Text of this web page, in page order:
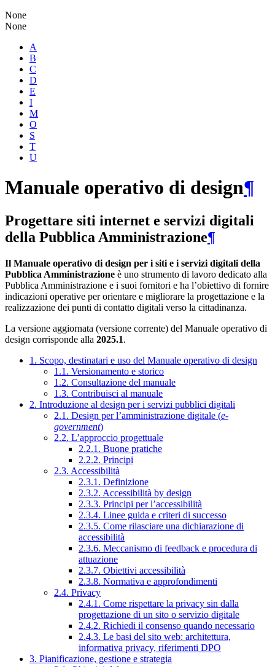
None
None
A
B
C
D
E
I
M
O
S
T
U
Manuale operativo di design¶
Progettare siti internet e servizi digitali
della Pubblica Amministrazione¶
Il Manuale operativo di design per i siti e i servizi digitali della
Pubblica Amministrazione è uno strumento di lavoro dedicato alla
Pubblica Amministrazione e i suoi fornitori e ha l’obiettivo di fornire
indicazioni operative per orientare e migliorare la progettazione e la
realizzazione dei punti di contatto digitali verso la cittadinanza.
La versione aggiornata (versione corrente) del Manuale operativo di
design corrisponde alla 2025.1.
1. Scopo, destinatari e uso del Manuale operativo di design
1.1. Versionamento e storico
1.2. Consultazione del manuale
1.3. Contribuisci al manuale
2. Introduzione al design per i servizi pubblici digitali
2.1. Design per l’amministrazione digitale (e-
government)
2.2. L’approccio progettuale
2.2.1. Buone pratiche
2.2.2. Principi
2.3. Accessibilità
2.3.1. Definizione
2.3.2. Accessibilità by design
2.3.3. Principi per l’accessibilità
2.3.4. Linee guida e criteri di successo
2.3.5. Come rilasciare una dichiarazione di
accessibilità
2.3.6. Meccanismo di feedback e procedura di
attuazione
2.3.7. Obiettivi accessibilità
2.3.8. Normativa e approfondimenti
2.4. Privacy
2.4.1. Come rispettare la privacy sin dalla
progettazione di un sito o servizio digitale
2.4.2. Richiedi il consenso quando necessario
2.4.3. Le basi del sito web: architettura,
informativa privacy, riferimenti DPO
3. Pianificazione, gestione e strategia